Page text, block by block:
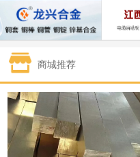
1#镍
1#白银
钯金
1#钴
1#锑 90,000—96,000
2#锑
商城推荐